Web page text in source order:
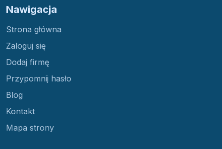
Nawigacja
Strona główna
Zaloguj się
Dodaj firmę
Przypomnij hasło
Blog
Kontakt
Mapa strony